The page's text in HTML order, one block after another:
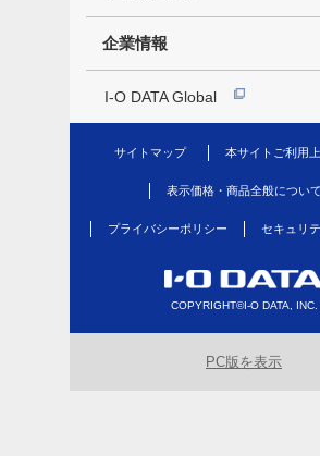
企業情報
I-O DATA Global
サイトマップ 本サイトご利用
表示価格・商品全般について
プライバシーポリシー セキュリ
COPYRIGHT©I-O DATA, INC.
PC版を表示